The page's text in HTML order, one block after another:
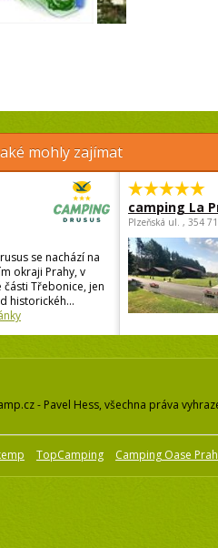
mohly zajímat
se nachází na
okraji Prahy, v
části Třebonice, jen
historickéh...
camping La
Plzeňská ul. , 354
- Pavel Hess, všechna práva
TopCamping Camping Oase